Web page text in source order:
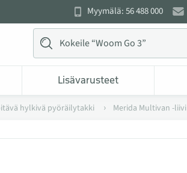
Myymälä: 56 488 000
Lisävarusteet
hylkivä pyöräilytakki Merida Multivan -liivi